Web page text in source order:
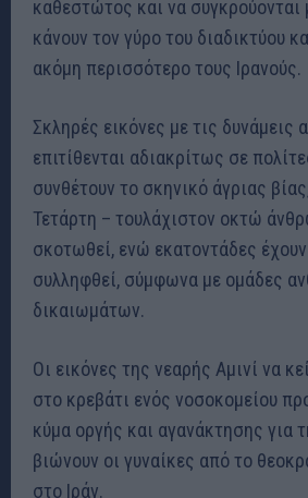
καθεστώτος και να συγκρούονται
κάνουν τον γύρο του διαδικτύου
ακόμη περισσότερο τους Ιρανούς.
Σκληρές εικόνες με τις δυνάμεις
επιτίθενται αδιακρίτως σε
συνθέτουν το σκηνικό άγριας
Τετάρτη – τουλάχιστον οκτώ
σκοτωθεί, ενώ εκατοντάδες έχουν
συλληφθεί, σύμφωνα με ομάδες
δικαιωμάτων.
Οι εικόνες της νεαρής Αμινί να
στο κρεβάτι ενός νοσοκομείου
κύμα οργής και αγανάκτησης για
βιώνουν οι γυναίκες από το
στο Ιράν.